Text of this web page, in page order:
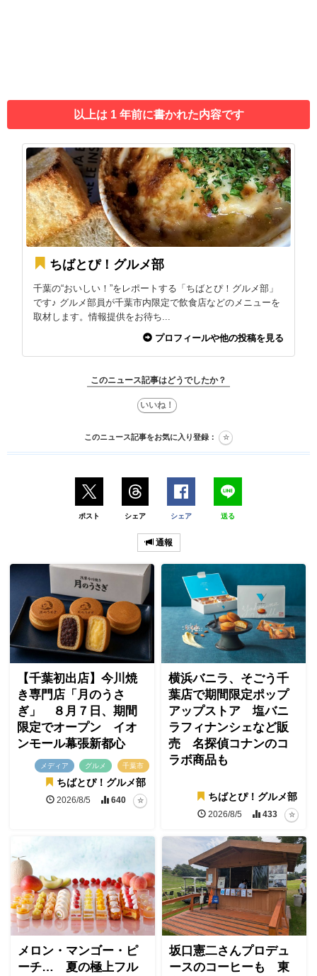
以上は 1 年前に書かれた内容です
ちばとぴ！グルメ部
千葉の“おいしい！”をレポートする「ちばとぴ！グルメ部」
です♪ グルメ部員が千葉市内限定で飲食店などのメニューを
取材します。情報提供をお待ち...
プロフィールや他の投稿を見る
このニュース記事はどうでしたか？
このニュース記事をお気に入り登録：
ポスト シェア シェア 送る
通報
【千葉初出店】今川焼
き専門店「月のうさ
ぎ」 ８月７日、期間
限定でオープン イオ
ンモール幕張新都心
メディア グルメ 千葉市
ちばとぴ！グルメ部
2026/8/5 640
横浜バニラ、そごう千
葉店で期間限定ポップ
アップストア 塩バニ
ラフィナンシェなど販
売 名探偵コナンのコ
ラボ商品も
ちばとぴ！グルメ部
2026/8/5 433
メロン・マンゴー・ピ
ーチ… 夏の極上フル
坂口憲二さんプロデュ
ースのコーヒーも 東